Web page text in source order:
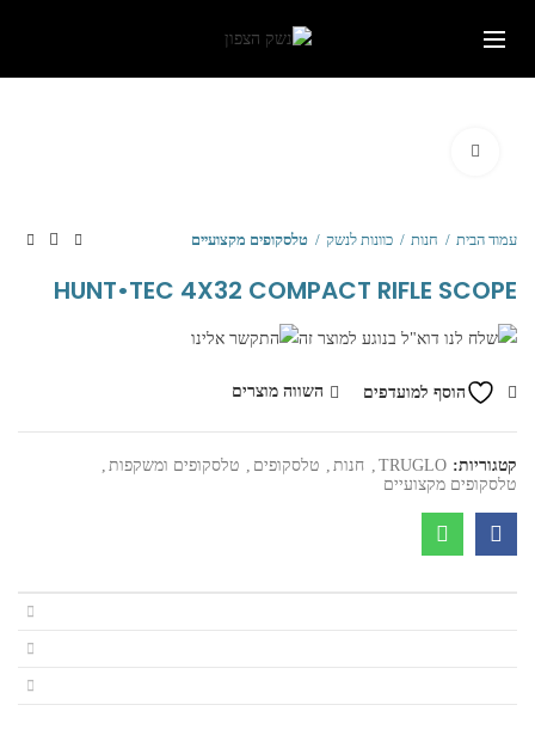
עמוד הבית חנות כוונות לנשק טלסקופים מקצועיים
HUNT•TEC 4X32 COMPACT RIFLE SCOPE
הוסף למועדפים השווה מוצרים
קטגוריות: TRUGLO
, חנות , טלסקופים , טלסקופים ומשקפות ,
טלסקופים מקצועיים